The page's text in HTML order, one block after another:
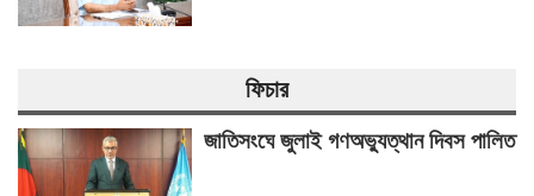
ফিচার
জাতিসংঘে জুলাই গণঅভ্যুত্থান দিবস পালিত